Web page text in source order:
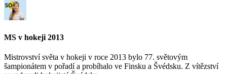
MS v hokeji 2013
Mistrovství světa v hokeji v roce 2013 bylo 77. světovým
šampionátem v pořadí a probíhalo ve Finsku a Švédsku. Z vítězství